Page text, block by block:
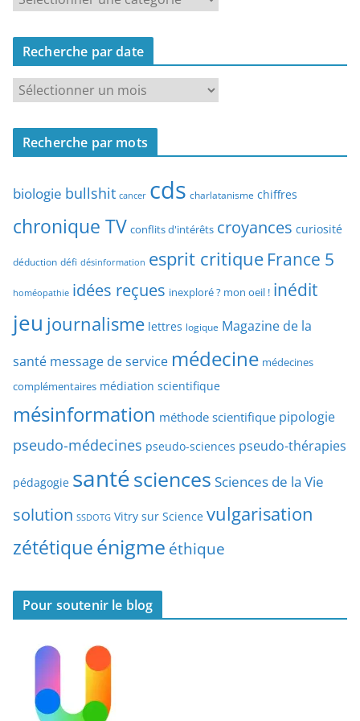
e
c
e
e
a
t
y
e
d
’
a
i
c
l
e
Recherche par date
e
c
r
h
p
a
t
e
Recherche par mots
biologie bullshit cancer cds charlatanisme chiffres
chronique TV conflits d'intérêts croyances curiosité
déduction défi désinformation esprit critique France 5
homéopathie idées reçues inexploré ? mon oeil ! inédit
jeu journalisme lettres logique Magazine de la
santé message de service médecine médecines
complémentaires médiation scientifique
mésinformation méthode scientifique pipologie
pseudo-médecines pseudo-sciences pseudo-thérapies
pédagogie santésciences Sciences de la Vie
solution SSDOTG Vitry sur Science vulgarisation
zététiqueénigme éthique
Pour soutenir le blog